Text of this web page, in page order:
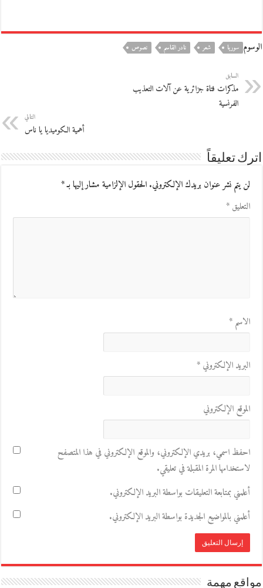
الوسوم سوريا شعر نادر القاسم نصوص
السابق
مذكرات فتاة جزائرية عن آلات التعذيب
الفرنسية
التالي
أهمية الكوميديا يا ناس
اترك تعليقاً
لن يتم نشر عنوان بريدك الإلكتروني.الحقول الإلزامية مشار إليها بـ*
التعليق*
الاسم*
البريد الإلكتروني*
الموقع الإلكتروني
احفظ اسمي، بريدي الإلكتروني، والموقع الإلكتروني في هذا المتصفح
لاستخدامها المرة المقبلة في تعليقي.
أعلمني بمتابعة التعليقات بواسطة البريد الإلكتروني.
أعلمني بالمواضيع الجديدة بواسطة البريد الإلكتروني.
مواقع مهمة